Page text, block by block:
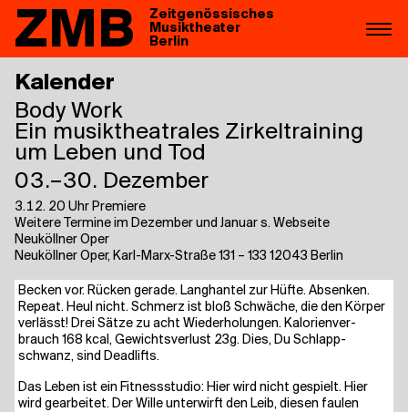
ZMB
Zeitgenössisches
Musiktheater
Berlin
Kalender
Body Work
Ein musiktheatrales Zirkeltraining
um Leben und Tod
03.–30. Dezember
3.12. 20 Uhr Premiere
Weitere Termine im Dezember und Januar s. Webseite
Neuköllner Oper
Neuköllner Oper, Karl-Marx-Straße 131 – 133 12043 Berlin
Becken vor. Rücken gera­de. Lang­han­tel zur Hüf­te. Absen­ken.
Repeat. Heul nicht. Schmerz ist bloß Schwä­che, die den Kör­per
ver­lässt! Drei Sät­ze zu acht Wie­der­ho­lun­gen. Kalo­rien­ver­
brauch 168 kcal, Gewichts­ver­lust 23g. Dies, Du Schlapp­
schwanz, sind Deadlifts.
Das Leben ist ein Fit­ness­stu­dio: Hier wird nicht gespielt. Hier
wird gear­bei­tet. Der Wil­le unter­wirft den Leib, die­sen fau­len